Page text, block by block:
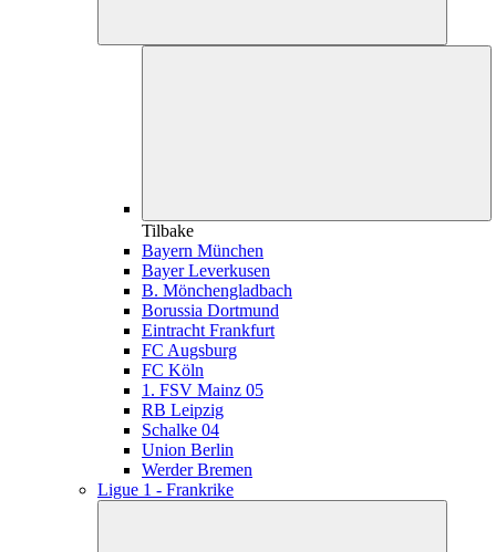
Tilbake
Bayern München
Bayer Leverkusen
B. Mönchengladbach
Borussia Dortmund
Eintracht Frankfurt
FC Augsburg
FC Köln
1. FSV Mainz 05
RB Leipzig
Schalke 04
Union Berlin
Werder Bremen
Ligue 1 - Frankrike